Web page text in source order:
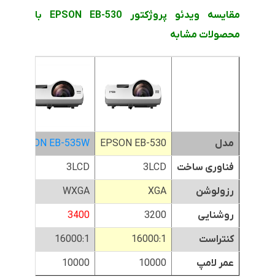
مقایسه ویدئو پروژکتور EPSON EB-530 با
محصولات مشابه
مدل EPSON EB-530
EPSON EB-535W
فناوری ساخت
3LCD
3LCD
رزولوشن
XGA
WXGA
روشنایی
3200
3400
کنتراست
16000:1
16000:1
عمر لامپ
10000
10000